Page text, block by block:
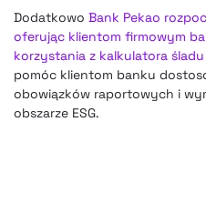
Dodatkowo Bank Pekao
oferując klientom firmowym
korzystania z kalkulatora
pomóc klientom banku
obowiązków raportowych i
obszarze ESG.